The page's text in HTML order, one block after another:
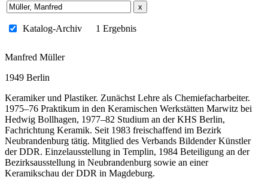
x
Katalog-Archiv 1 Ergebnis
Manfred Müller
1949 Berlin
Keramiker und Plastiker. Zunächst Lehre als Chemiefacharbeiter.
1975–76 Praktikum in den Keramischen Werkstätten Marwitz bei
Hedwig Bollhagen, 1977–82 Studium an der KHS Berlin,
Fachrichtung Keramik. Seit 1983 freischaffend im Bezirk
Neubrandenburg tätig. Mitglied des Verbands Bildender Künstler
der DDR. Einzelausstellung in Templin, 1984 Beteiligung an der
Bezirksausstellung in Neubrandenburg sowie an einer
Keramikschau der DDR in Magdeburg.